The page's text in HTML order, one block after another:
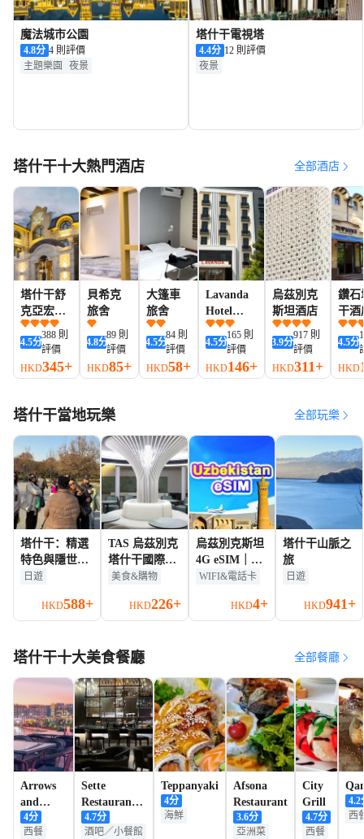
魔法城市公園
4.8分 4 則評價
主題樂園
夜景
塔什干電視塔
4.4分 12 則評價
夜景
塔什干十大熱門酒店 全部酒店
塔什干舒
克亞宏酒
店
4.5分
388 則
評價
HKD345+
貝希克
旅舍
4.8分
89 則
評價
HKD85+
大篷車
旅舍
4.5分
84 則
評價
HKD58+
Lavanda
Hotel
Tashkent
4.5分
165 則
評價
HKD146+
烏茲別克
斯坦酒店
3.9分
917 則
評價
HKD311+
鑽石
干酒
4.5分
HKD
塔什干當地玩樂 全部玩樂
塔什干：精選
特色與隱世景
點小型旅行團
日遊
HKD588+
TAS 烏茲別克
塔什干國際機
場貴賓室 轉機
站樓餐飲 休息
美食&購物
HKD226+
烏茲別克斯坦
4G eSIM｜流
量包｜3-30天
｜QR code
WIFI&電話卡
HKD4+
塔什干山脈之
旅
日遊
HKD941+
塔什干十大美食餐廳 全部餐廳
Arrows
and
Sparrows
Cafe UZ
4分
西餐
Sette
Restaurant
& Bar
4.7分
酒吧／小餐館
Teppanyaki
4分
海鮮
Afsona
Restaurant
3.6分
亞洲菜
City
Grill
4.7分
西餐
4.2
西